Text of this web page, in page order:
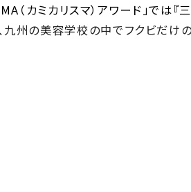
（ カミカリスマ）アワード」では『
州の美容学校の中でフクビだけ